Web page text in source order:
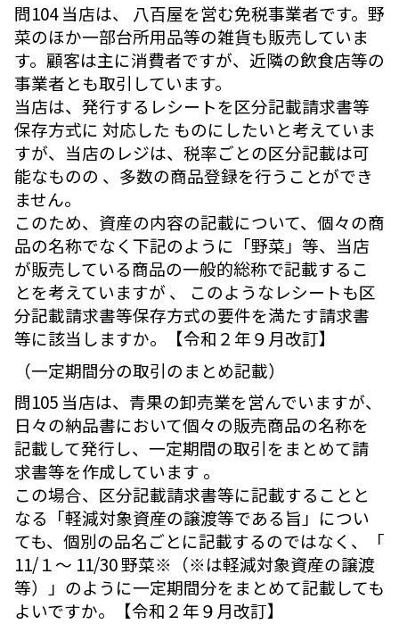
問104 当店は、 八百屋を営む免税事業者です。野
菜のほか一部台所用品等の雑貨も販売していま
す。顧客は主に消費者ですが、近隣の飲食店等の
事業者とも取引しています。
当店は、発行するレシートを区分記載請求書等
保存方式に 対応した ものにしたいと考えていま
すが、当店のレジは、税率ごとの区分記載は可
能なものの 、多数の商品登録を行うことができ
ません。
このため、資産の内容の記載について、個々の商
品の名称でなく下記のように「野菜」等、当店
が販売している商品の一般的総称で記載するこ
とを考えていますが 、 このようなレシートも区
分記載請求書等保存方式の要件を満たす請求書
等に該当しますか。【令和２年９月改訂】
（一定期間分の取引のまとめ記載）
問105 当店は、青果の卸売業を営んでいますが、
日々の納品書において個々の販売商品の名称を
記載して発行し、一定期間の取引をまとめて請
求書等を作成しています 。
この場合、区分記載請求書等に記載することと
なる「軽減対象資産の譲渡等である旨」につい
ても、個別の品名ごとに記載するのではなく、「
11/１～ 11/30 野菜※（※は軽減対象資産の譲渡
等）」のように一定期間分をまとめて記載しても
よいですか。【令和２年９月改訂】